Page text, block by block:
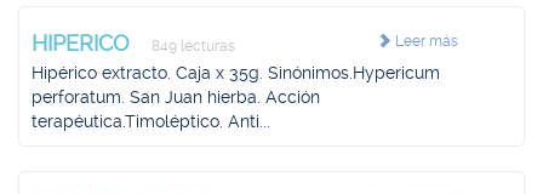
Leer más
HIPERICO 849 lecturas
Hipérico extracto. Caja x 35g. Sinónimos.Hypericum
perforatum. San Juan hierba. Acción
terapéutica.Timoléptico. Anti...